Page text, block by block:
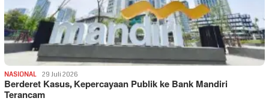
NASIONAL 29 Juli 2026
Berderet Kasus, Kepercayaan Publik ke Bank Mandiri
Terancam